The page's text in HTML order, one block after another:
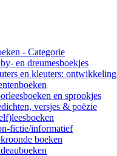
- Categorie
en dreumesboekjes
en kleuters: ontwikkeling
en sprookjes
versjes & poëzie
fictie/informatief
boeken